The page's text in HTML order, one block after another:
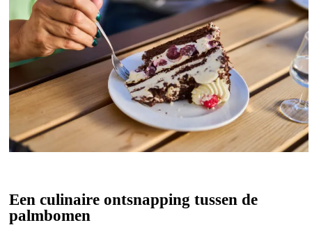
Een culinaire ontsnapping tussen de
palmbomen